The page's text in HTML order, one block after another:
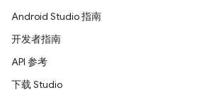
Android Studio 指南
开发者指南
API 参考
下载 Studio